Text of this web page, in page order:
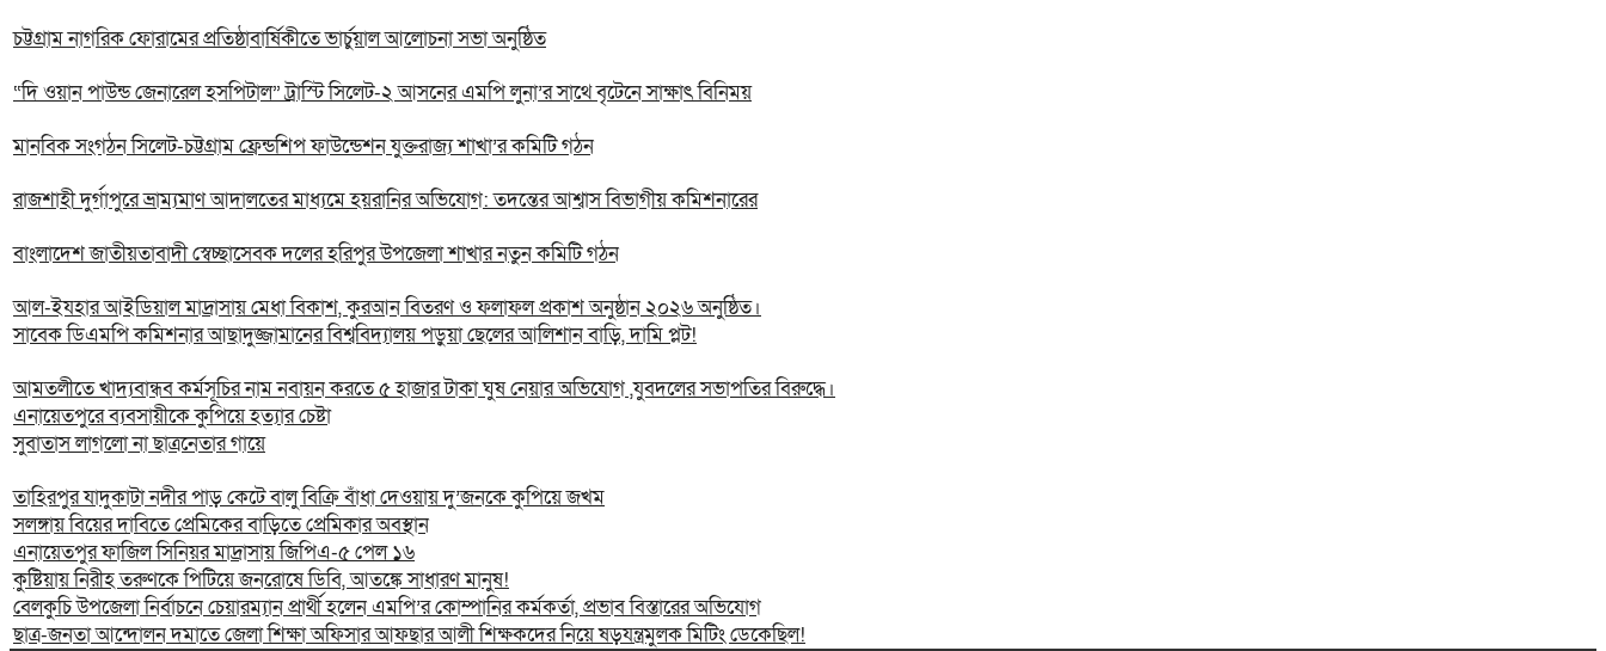
চট্টগ্রাম নাগরিক ফোরামের প্রতিষ্ঠাবার্ষিকীতে ভার্চুয়াল আলোচনা সভা অনুষ্ঠিত
“দি ওয়ান পাউন্ড জেনারেল হসপিটাল” ট্রাস্টি সিলেট-২ আসনের এমপি লুনা’র সা‌থে বৃটেনে সাক্ষাৎ বিনিময়
মানবিক সংগঠন সিলেট-চট্টগ্রাম ফ্রেন্ডশিপ ফাউন্ডেশন যুক্তরাজ্য শাখা’র কমিটি গঠন
রাজশাহী দুর্গাপুরে ভ্রাম্যমাণ আদালতের মাধ্যমে হয়রানির অভিযোগ: তদন্তের আশ্বাস বিভাগীয় কমিশনারের
বাংলাদেশ জাতীয়তাবাদী স্বেচ্ছাসেবক দলের হরিপুর উপজেলা শাখার নতুন কমিটি গঠন
আল-ইযহার আইডিয়াল মাদ্রাসায় মেধা বিকাশ, কুরআন বিতরণ ও ফলাফল প্রকাশ অনুষ্ঠান ২০২৬ অনুষ্ঠিত।
সাবেক ডিএমপি কমিশনার আছাদুজ্জামানের বিশ্ববিদ্যালয় পড়ুয়া ছেলের আলিশান বাড়ি, দামি প্লট!
আমতলীতে খাদ্যবান্ধব কর্মসূচির নাম নবায়ন করতে ৫ হাজার টাকা ঘুষ নেয়ার অভিযোগ ,যুবদলের সভাপতির বিরুদ্ধে।
এনায়েতপুরে ব্যবসায়ীকে কুপিয়ে হত্যার চেষ্টা
সুবাতাস লাগলো না ছাত্রনেতার গায়ে
তাহিরপুর যাদুকাটা নদীর পাড় কেটে বালু বিক্রি বাঁধা দেওয়ায় দু’জনকে কুপিয়ে জখম
সলঙ্গায় বিয়ের দাবিতে প্রেমিকের বাড়িতে প্রেমিকার অবস্থান
এনায়েতপুর ফাজিল সিনিয়র মাদ্রাসায় জিপিএ-৫ পেল ১৬
কুষ্টিয়ায় নিরীহ তরুণকে পিটিয়ে জনরোষে ডিবি, আতঙ্কে সাধারণ মানুষ!
বেলকুচি উপজেলা নির্বাচনে চেয়ারম্যান প্রার্থী হলেন এমপি’র কোম্পানির কর্মকর্তা, প্রভাব বিস্তারের অভিযোগ
ছাত্র-জনতা আন্দোলন দমাতে জেলা শিক্ষা অফিসার আফছার আলী শিক্ষকদের নিয়ে ষড়যন্ত্রমুলক মিটিং ডেকেছিল!